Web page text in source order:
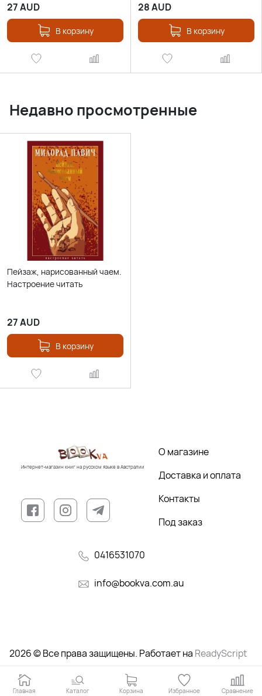
27AUD
В корзину
28AUD
В корзину
Недавно просмотренные
Пейзаж, нарисованный чаем.
Настроение читать
27AUD
В корзину
Интернет-магазин книг на русском языке в Австралии
О магазине
Доставка и оплата
Контакты
Под заказ
0416531070
info@bookva.com.au
2026 © Все права защищены. Работает на ReadyScript
Главная Каталог Корзина Избранное Сравнение